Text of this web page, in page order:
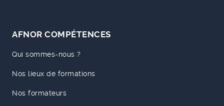
AFNOR COMPÉTENCES
Qui sommes-nous ?
Nos lieux de formations
Nos formateurs